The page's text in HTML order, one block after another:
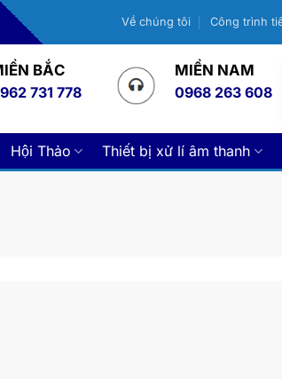
Về chúng tôi Công trình
BẮC
731 778
MIỀN NAM
0968 263 608
Hội Thảo Thiết bị xử lí âm thanh